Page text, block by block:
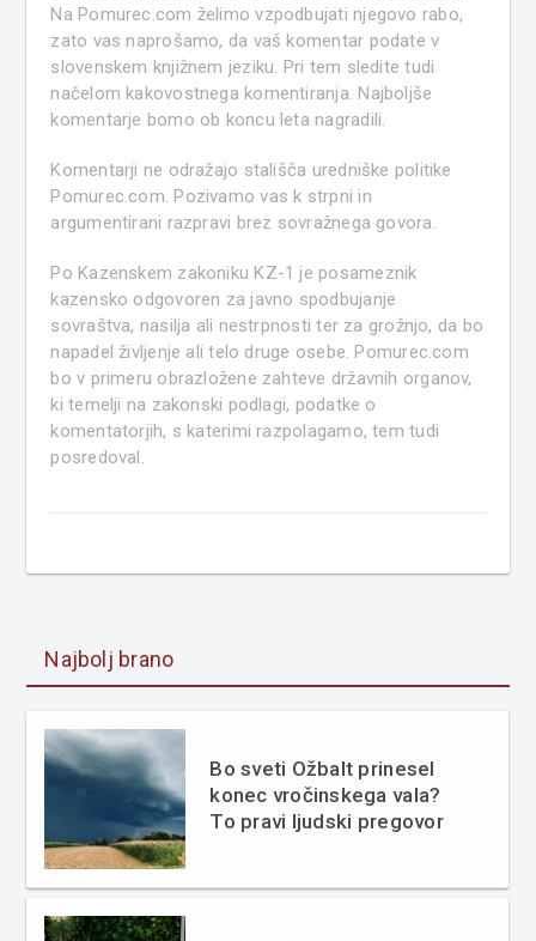
Na Pomurec.com želimo vzpodbujati njegovo rabo,
zato vas naprošamo, da vaš komentar podate v
slovenskem knjižnem jeziku. Pri tem sledite tudi
načelom kakovostnega komentiranja. Najboljše
komentarje bomo ob koncu leta nagradili.
Komentarji ne odražajo stališča uredniške politike
Pomurec.com. Pozivamo vas k strpni in
argumentirani razpravi brez sovražnega govora.
Po Kazenskem zakoniku KZ-1 je posameznik
kazensko odgovoren za javno spodbujanje
sovraštva, nasilja ali nestrpnosti ter za grožnjo, da bo
napadel življenje ali telo druge osebe. Pomurec.com
bo v primeru obrazložene zahteve državnih organov,
ki temelji na zakonski podlagi, podatke o
komentatorjih, s katerimi razpolagamo, tem tudi
posredoval.
Najbolj brano
Bo sveti Ožbalt prinesel
konec vročinskega vala?
To pravi ljudski pregovor